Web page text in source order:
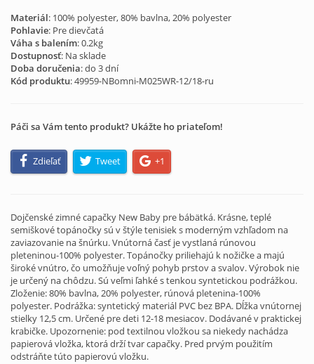
Materiál: 100% polyester, 80% bavlna, 20% polyester
Pohlavie: Pre dievčatá
Váha s balením: 0.2kg
Dostupnosť: Na sklade
Doba doručenia: do 3 dní
Kód produktu:49959-NBomni-M025WR-12/18-ru
Páči sa Vám tento produkt? Ukážte ho priateľom!
Zdieľať Tweet +1
Dojčenské zimné capačky New Baby pre bábätká. Krásne, teplé
semiškové topánočky sú v štýle tenisiek s moderným vzhľadom na
zaviazovanie na šnúrku. Vnútorná časť je vystlaná rúnovou
pleteninou-100% polyester. Topánočky priliehajú k nožičke a majú
široké vnútro, čo umožňuje voľný pohyb prstov a svalov. Výrobok nie
je určený na chôdzu. Sú veľmi ľahké s tenkou syntetickou podrážkou.
Zloženie: 80% bavlna, 20% polyester, rúnová pletenina-100%
polyester. Podrážka: syntetický materiál PVC bez BPA. Dĺžka vnútornej
stielky 12,5 cm. Určené pre deti 12-18 mesiacov. Dodávané v praktickej
krabičke. Upozornenie: pod textilnou vložkou sa niekedy nachádza
papierová vložka, ktorá drží tvar capačky. Pred prvým použitím
odstráňte túto papierovú vložku.